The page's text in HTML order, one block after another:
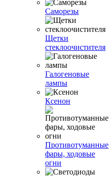
Саморезы
Щетки
стеклоочистителя
Галогеновые
лампы
Ксенон
Противотуманные
фары, ходовые
огни